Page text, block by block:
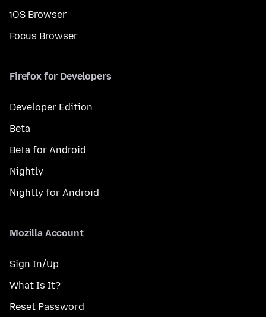
iOS Browser
Focus Browser
Firefox for Developers
Developer Edition
Beta
Beta for Android
Nightly
Nightly for Android
Mozilla Account
Sign In/Up
What Is It?
Reset Password